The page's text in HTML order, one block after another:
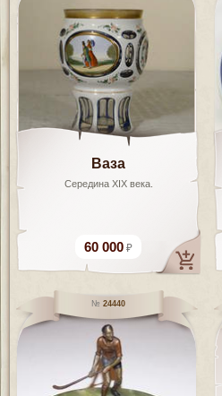
Ваза
Середина ХIX века.
60 000
24440